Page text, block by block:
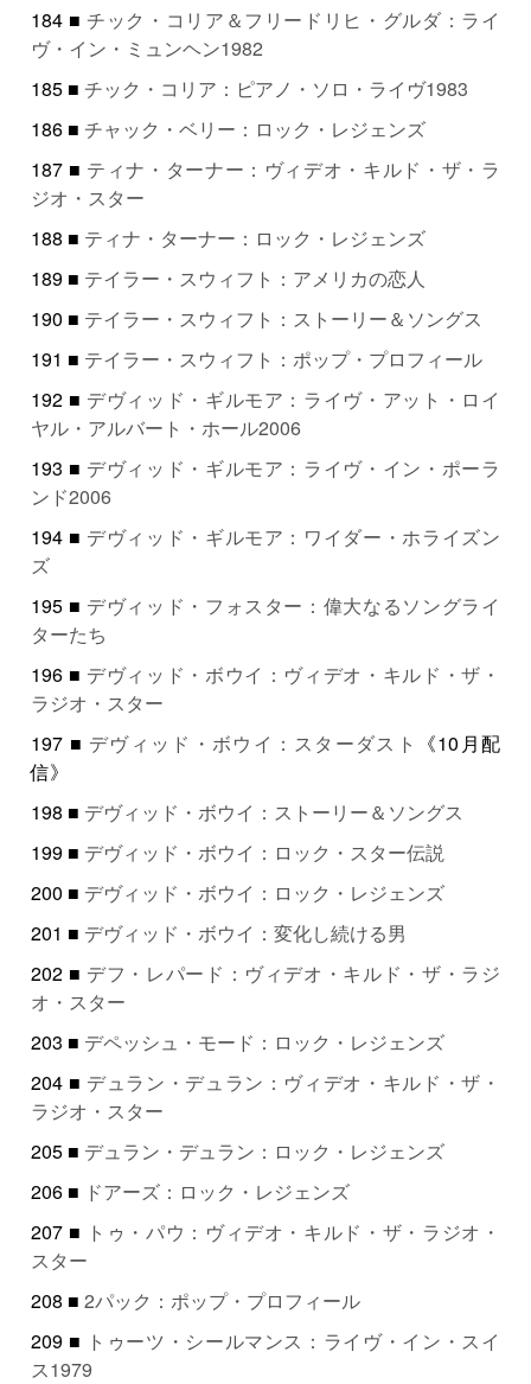
184 ■ チック・コリア＆フリードリヒ・グルダ：ライ
ヴ・イン・ミュンヘン1982
185 ■ チック・コリア：ピアノ・ソロ・ライヴ1983
186 ■ チャック・ベリー：ロック・レジェンズ
187 ■ ティナ・ターナー：ヴィデオ・キルド・ザ・ラ
ジオ・スター
188 ■ ティナ・ターナー：ロック・レジェンズ
189 ■ テイラー・スウィフト：アメリカの恋人
190 ■ テイラー・スウィフト：ストーリー＆ソングス
191 ■ テイラー・スウィフト：ポップ・プロフィール
192 ■ デヴィッド・ギルモア：ライヴ・アット・ロイ
ヤル・アルバート・ホール2006
193 ■ デヴィッド・ギルモア：ライヴ・イン・ポーラ
ンド2006
194 ■ デヴィッド・ギルモア：ワイダー・ホライズン
ズ
195 ■ デヴィッド・フォスター：偉大なるソングライ
ターたち
196 ■ デヴィッド・ボウイ：ヴィデオ・キルド・ザ・
ラジオ・スター
197 ■ デヴィッド・ボウイ：スターダスト
《10月配
信》
198 ■ デヴィッド・ボウイ：ストーリー＆ソングス
199 ■ デヴィッド・ボウイ：ロック・スター伝説
200 ■ デヴィッド・ボウイ：ロック・レジェンズ
201 ■ デヴィッド・ボウイ：変化し続ける男
202 ■ デフ・レパード：ヴィデオ・キルド・ザ・ラジ
オ・スター
203 ■ デペッシュ・モード：ロック・レジェンズ
204 ■ デュラン・デュラン：ヴィデオ・キルド・ザ・
ラジオ・スター
205 ■ デュラン・デュラン：ロック・レジェンズ
206 ■ ドアーズ：ロック・レジェンズ
207 ■ トゥ・パウ：ヴィデオ・キルド・ザ・ラジオ・
スター
208 ■2パック：ポップ・プロフィール
209 ■ トゥーツ・シールマンス：ライヴ・イン・スイ
ス1979